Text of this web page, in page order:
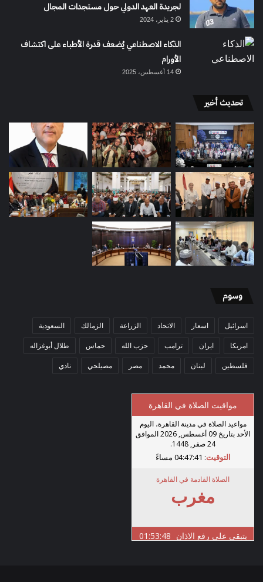
لجريدة العهد الدولي حول مستجدات المجال
2 يناير، 2024
الذكاء الاصطناعي يُضعف قدرة الأطباء على اكتشاف
الأورام
14 أغسطس، 2025
تحديث أخير
وسوم
اسرائيل اسعار الاتحاد الزراعة الزمالك السعودية
امريكا ايران ترامب حزب الله حماس طلال أبوغزاله
فلسطين لبنان محمد مصر مصيلحي نادي